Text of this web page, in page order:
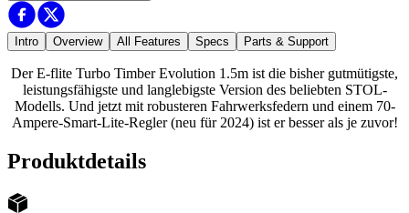
Intro Overview All Features Specs Parts & Support
Der E-flite Turbo Timber Evolution 1.5m ist die bisher gutmütigste,
leistungsfähigste und langlebigste Version des beliebten STOL-
Modells. Und jetzt mit robusteren Fahrwerksfedern und einem 70-
Ampere-Smart-Lite-Regler (neu für 2024) ist er besser als je zuvor!
Produktdetails